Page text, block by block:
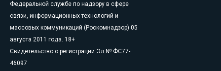
Федеральной службе по надзору в сфере
связи, информационных технологий и
массовых коммуникаций (Роскомнадзор) 05
августа 2011 года. 18+
Свидетельство о регистрации Эл № ФС77-
46097